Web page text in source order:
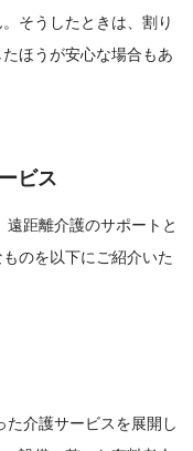
そうしたときは、割り
ほうが安心な場合もあ
ビス
距離介護のサポートと
のを以下にご紹介いた
介護サービスを展開し